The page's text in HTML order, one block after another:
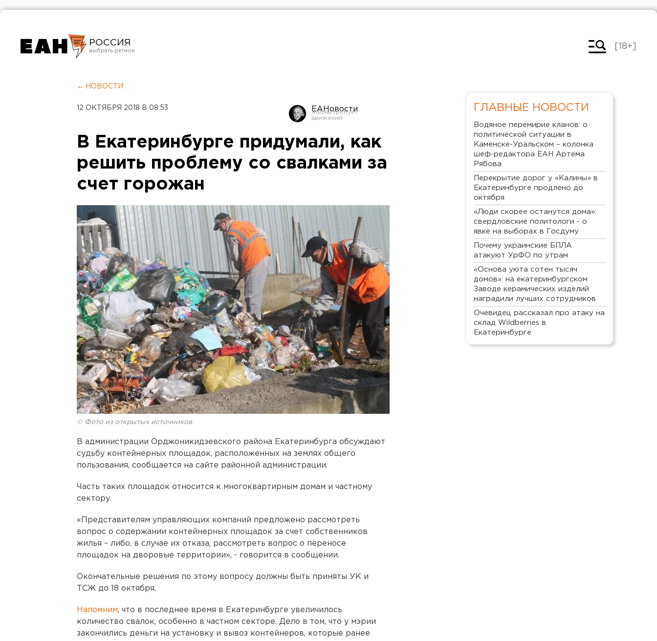
РОССИЯ
Челябинск
[18+]
← НОВОСТИ
12 ОКТЯБРЯ 2018 В 08:53 ЕАНовости
В Екатеринбурге придумали, как
решить проблему со свалками за
счет горожан
© Фото из открытых источников
В администрации Орджоникидзевского района Екатеринбурга обсуждают
судьбу контейнерных площадок, расположенных на землях общего
пользования, сообщается на сайте районной администрации.
Часть таких площадок относится к многоквартирным домам и частному
сектору.
«Представителям управляющих компаний предложено рассмотреть
вопрос о содержании контейнерных площадок за счет собственников
жилья – либо, в случае их отказа, рассмотреть вопрос о переносе
площадок на дворовые территории», - говорится в сообщении.
Окончательные решения по этому вопросу должны быть приняты УК и
ТСЖ до 18 октября.
Напомним, что в последнее время в Екатеринбурге увеличилось
количество свалок, особенно в частном секторе. Дело в том, что у мэрии
закончились деньги на установку и вывоз контейнеров, которые ранее
ГЛАВНЫЕ НОВОСТИ
Водяное перемирие кланов: о
политической ситуации в
Каменске-Уральском – колонка
шеф-редактора ЕАН Артема
Рябова
Перекрытие дорог у «Калины» в
Екатеринбурге продлено до
октября
«Люди скорее останутся дома»:
свердловские политологи - о
явке на выборах в Госдуму
Почему украинские БПЛА
атакуют УрФО по утрам
«Основа уюта сотен тысяч
домов»: на екатеринбургском
Заводе керамических изделий
наградили лучших сотрудников
Очевидец рассказал про атаку на
склад Wildberries в
Екатеринбурге